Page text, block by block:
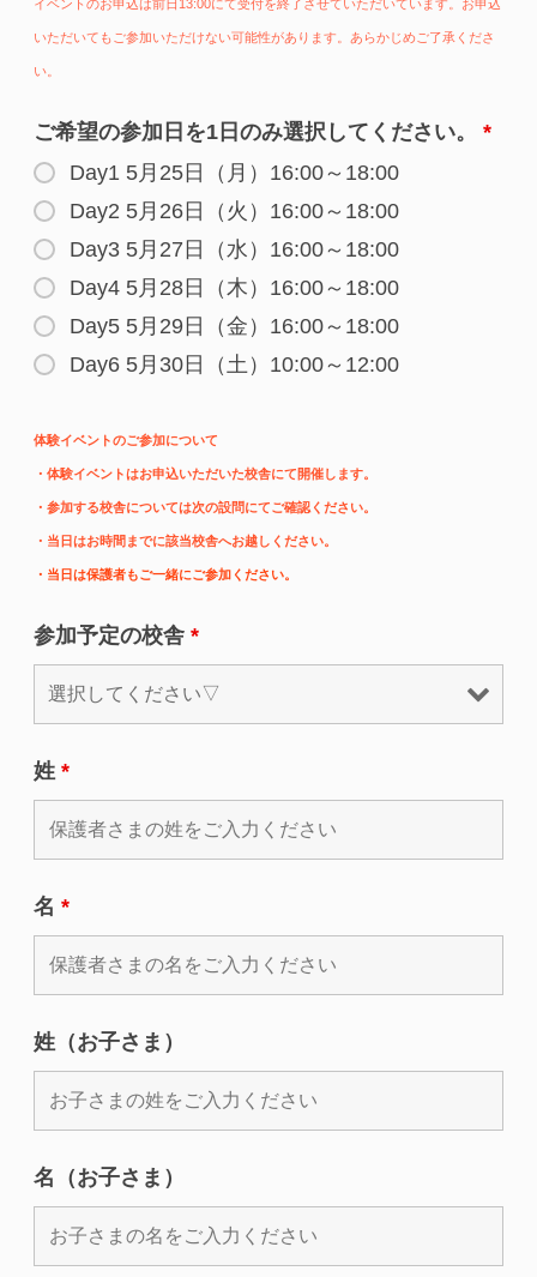
イベントのお申込は前日 13:00にて受付を終了させていただいています。お申込
いただいてもご参加いただけない可能性があります。あらかじめご了承くださ
い。
ご希望の参加日を1日のみ選択してください。 *
Day1 5月25日（月）16:00～18:00
Day2 5月26日（火）16:00～18:00
Day3 5月27日（水）16:00～18:00
Day4 5月28日（木）16:00～18:00
Day5 5月29日（金）16:00～18:00
Day6 5月30日（土）10:00～12:00
体験イベントのご参加について
・体験イベントはお申込いただいた校舎にて開催します。
・参加する校舎については次の設問にてご確認ください。
・当日はお時間までに該当校舎へお越しください。
・当日は保護者もご一緒にご参加ください。
参加予定の校舎 *
姓 *
名 *
姓（お子さま）
名（お子さま）